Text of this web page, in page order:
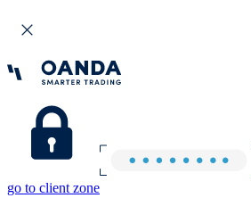
go to client zone